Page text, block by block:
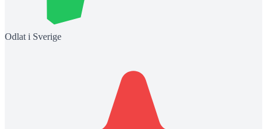
Odlat i Sverige